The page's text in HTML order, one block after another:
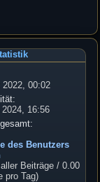
2022, 00:02
16:56
des Benutzers
Beiträge / 0.00
pro Tag)